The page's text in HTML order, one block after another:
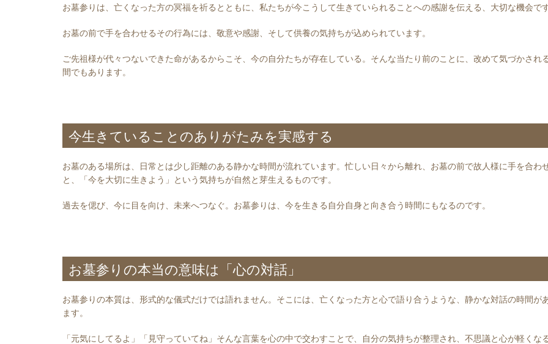
お墓参りは、亡くなった方の冥福を祈るとともに、私たちが今こうして生きていられることへの感謝を伝える、大切な機会です
お墓の前で手を合わせるその行為には、敬意や感謝、そして供養の気持ちが込められています。
ご先祖様が代々つないできた命があるからこそ、今の自分たちが存在している。そんな当たり前のことに、改めて気づかされ
間でもあります。
今生きていることのありがたみを実感する
お墓のある場所は、日常とは少し距離のある静かな時間が流れています。忙しい日々から離れ、お墓の前で故人様に手を合わ
と、「今を大切に生きよう」という気持ちが自然と芽生えるものです。
過去を偲び、今に目を向け、未来へつなぐ。お墓参りは、今を生きる自分自身と向き合う時間にもなるのです。
お墓参りの本当の意味は「心の対話」
お墓参りの本質は、形式的な儀式だけでは語れません。そこには、亡くなった方と心で語り合うような、静かな対話の時間が
ます。
「元気にしてるよ」「見守っていてね」そんな言葉を心の中で交わすことで、自分の気持ちが整理され、不思議と心が軽くな